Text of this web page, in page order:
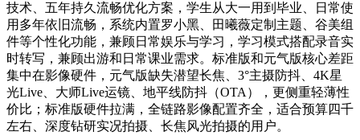
技术、五年持久流畅优化方案，学生从大一用到毕业、日常使
用多年依旧流畅，系统内置罗小黑、田曦薇定制主题、谷美组
件等个性化功能，兼顾日常娱乐与学习，学习模式搭配录音实
时转写，兼顾出游和日常课业需求。标准版和元气版核心差距
集中在影像硬件，元气版缺失潜望长焦、3°主摄防抖、4K星
光Live、大师Live运镜、地平线防抖（OTA），更侧重轻薄性
价比；标准版硬件拉满，全链路影像配置齐全，适合预算四千
左右、深度钻研实况拍摄、长焦风光拍摄的用户。